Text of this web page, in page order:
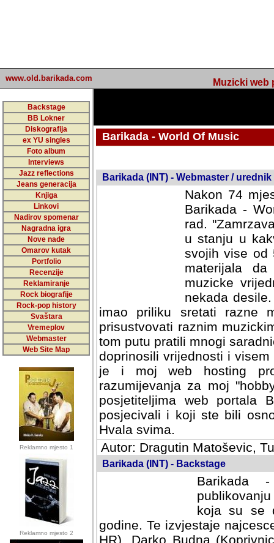
www.old.barikada.com Muzicki web
Backstage
BB Lokner
Diskografija
ex YU singles
Foto album
Interviews
Jazz reflections
Jeans generacija
Knjiga
Linkovi
Nadirov spomenar
Nagradna igra
Nove nade
Omarov kutak
Portfolio
Recenzije
Reklamiranje
Rock biografije
Rock-pop history
Svaštara
Vremeplov
Webmaster
Web Site Map
Reklamno mjesto 1
Reklamno mjesto 2
Barikada - World Of Music
Barikada (INT) - Webmaster / urednik
Nakon 74
Barikada -
rad.
u stanju u
svojih vise od
materijala
muzicke
nekada
imao priliku sretati razne
prisustvovati raznim
tom putu pratili mnogi
doprinosili vrijednosti i
je i moj web hosting
razumijevanja za moj
posjetiteljima web portala
posjecivali i koji ste bili
Hvala svima.
Autor: Dragutin Matoševic,
Barikada (INT) - Backstage
Barikada
koja su se
godine. Te izvjestaje
HR), Darko Budna